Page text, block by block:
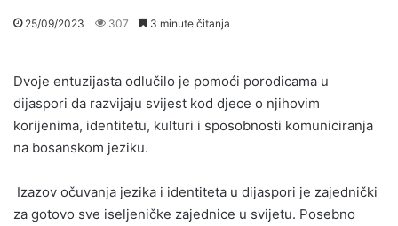
25/09/2023 307 3 minute čitanja
Dvoje entuzijasta odlučilo je pomoći porodicama u
dijaspori da razvijaju svijest kod djece o njihovim
korijenima, identitetu, kulturi i sposobnosti komuniciranja
na bosanskom jeziku.
Izazov očuvanja jezika i identiteta u dijaspori je zajednički
za gotovo sve iseljeničke zajednice u svijetu. Posebno